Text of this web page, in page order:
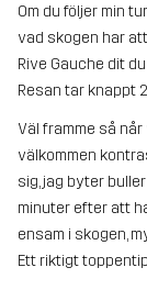
Om du följer min
vad skogen har
Rive Gauche dit
Resan tar knappt
Väl framme så
välkommen
sig, jag byter
minuter efter att
ensam i skogen,
Ett riktigt